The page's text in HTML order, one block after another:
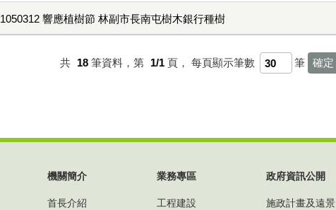
1050312 響應植樹節 林副市長南屯樹木銀行種樹
共 18 筆資料，第 1/1 頁， 每頁顯示筆數 筆
機關簡介
首長介紹
業務專區
工程建設
政府資訊公開
施政計畫及遠景